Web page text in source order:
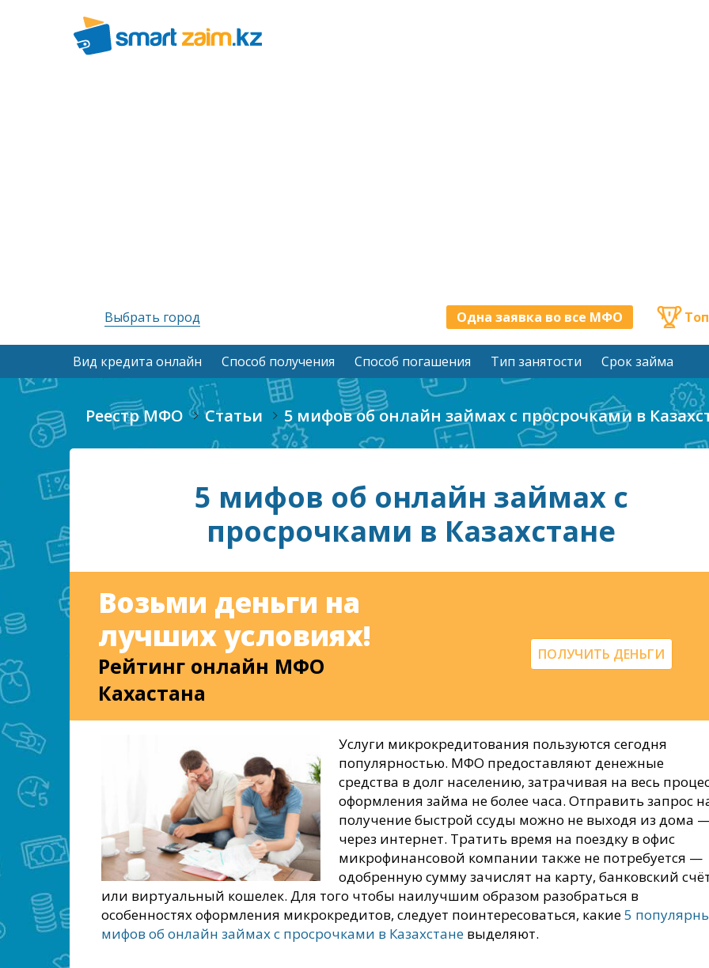
Выбрать город Одна заявка во все МФО
Вид кредита онлайн Способ получения Способ погашения Тип занятости Срок займа
Реестр МФО Статьи 5 мифов об онлайн займах с просрочками в
5 мифов об онлайн займах с
просрочками в Казахстане
Возьми деньги на
лучших условиях!
Рейтинг онлайн МФО
Кахастана
ПОЛУЧИТЬ ДЕНЬГИ
Услуги микрокредитования пользуются сегодня
популярностью. МФО предоставляют денежные
средства в долг населению, затрачивая на весь
оформления займа не более часа. Отправить запрос
получение быстрой ссуды можно не выходя из дома
через интернет. Тратить время на поездку в офис
микрофинансовой компании также не потребуется —
одобренную сумму зачислят на карту, банковский
или виртуальный кошелек. Для того чтобы наилучшим образом разобраться в
особенностях оформления микрокредитов, следует поинтересоваться, какие5
мифов об онлайн займах с просрочками в Казахстане выделяют.